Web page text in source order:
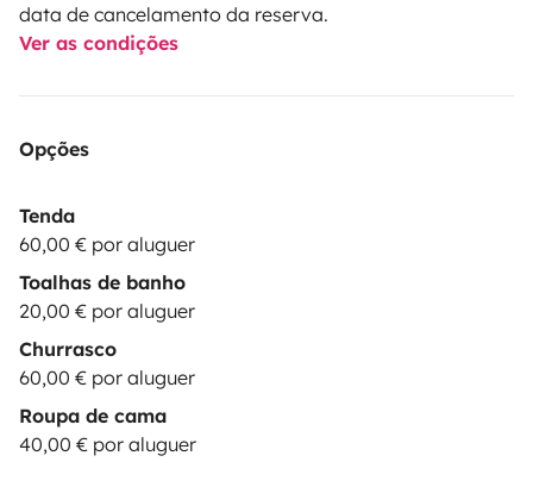
data de cancelamento da reserva.
Ver as condições
Opções
Tenda
60,00 € por aluguer
Toalhas de banho
20,00 € por aluguer
Churrasco
60,00 € por aluguer
Roupa de cama
40,00 € por aluguer